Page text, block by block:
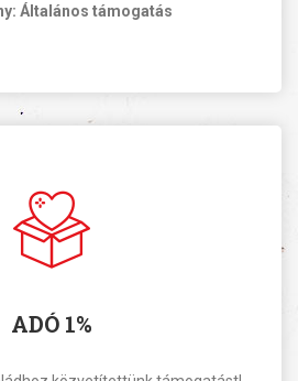
Általános támogatás
ADÓ 1%